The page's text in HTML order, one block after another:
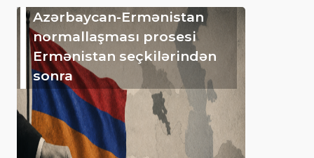
Azərbaycan-Ermənistan
normallaşması prosesi
Ermənistan seçkilərindən
sonra